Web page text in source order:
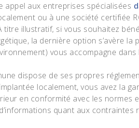
appel aux entreprises spécialisées
ou à une société certifiée
titre illustratif, si vous souhaitez
la dernière option s’avère la
vous accompagne
dispose de ses propres
localement, vous avez la
en conformité avec les normes
quant aux contraintes